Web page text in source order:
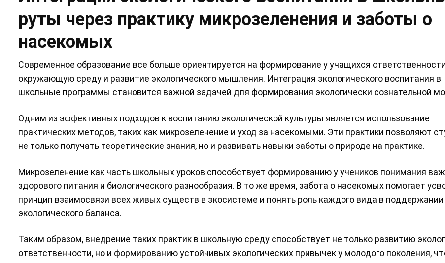
руты через практику микрозеленения и заботы о
насекомых
Современное образование все больше ориентируется на формирование у учащихся
окружающую среду и развитие экологического мышления. Интеграция экологического воспитания в
школьные программы становится важной задачей для формирования экологически сознательной
Одним из эффективных подходов к воспитанию экологической культуры является использование
практических методов, таких как микрозеленение и уход за насекомыми. Эти практики позволяют
не только получать теоретические знания, но и развивать навыки заботы о природе на практике.
Микрозеленение как часть школьных уроков способствует формированию у учеников понимания
здорового питания и биологического разнообразия. В то же время, забота о насекомых помогает
принцип взаимосвязи всех живых существ в экосистеме и понять роль каждого вида в поддержании
экологического баланса.
Таким образом, внедрение таких практик в школьную среду способствует не только развитию
ответственности, но и формированию устойчивых экологических привычек у молодого поколения,